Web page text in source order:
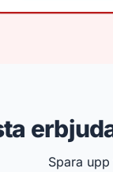
Spara